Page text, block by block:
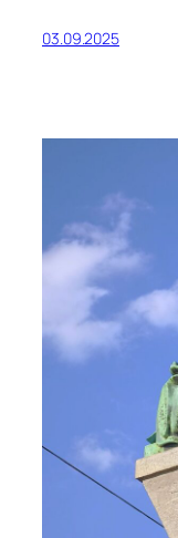
03.09.2025